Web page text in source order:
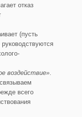
отказ
(пусть
воздействие».
всего